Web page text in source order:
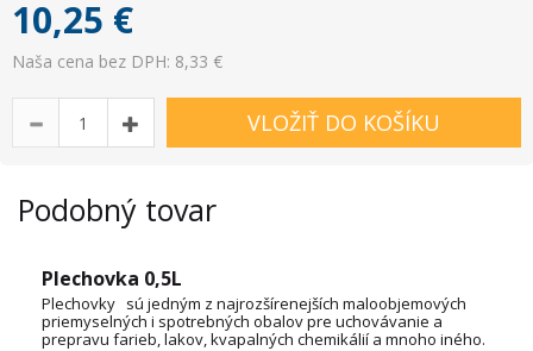
10,25 €
Naša cena bez DPH: 8,33 €
VLOŽIŤ DO KOŠÍKU
Podobný tovar
Plechovka 0,5L
Plechovky sú jedným z najrozšírenejších maloobjemových
priemyselných i spotrebných obalov pre uchovávanie a
prepravu farieb, lakov, kvapalných chemikálií a mnoho iného.